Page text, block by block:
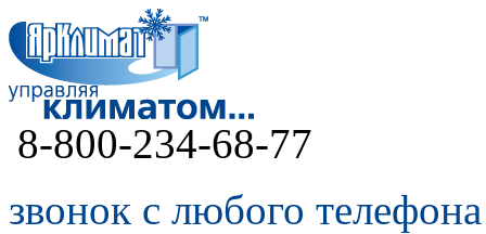
8-800-234-68-77
звонок с любого